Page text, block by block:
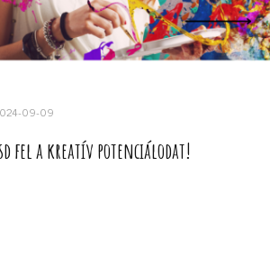
09-09
fel a kreatív potenciálodat!